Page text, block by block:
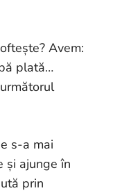
Avem:
plată…
s-a mai
și ajunge în
prin